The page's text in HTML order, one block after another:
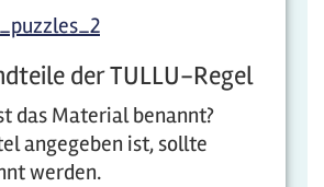
der TULLU-Regel
das Material benannt?
angegeben ist, sollte
werden.